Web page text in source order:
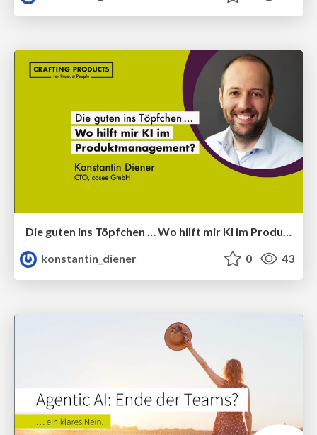
Die guten ins Töpfchen … Wo hilft mir KI im Produktmanagement?
konstantin_diener
0 43